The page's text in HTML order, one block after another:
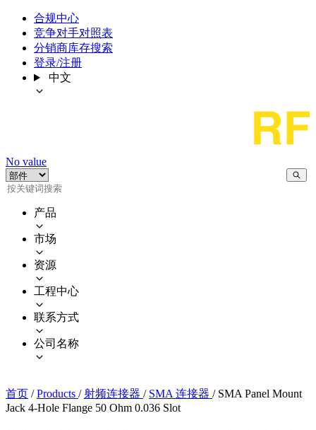
合规中心
竞争对手对照表
分销商库存搜索
登录/注册
中文
No value
产品
市场
资源
工程中心
联系方式
公司名称
首页 / Products / 射频连接器 / SMA 连接器 / SMA Panel Mount
Jack 4-Hole Flange 50 Ohm 0.036 Slot